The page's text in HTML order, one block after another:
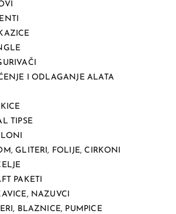
I ODLAGANJE ALATA
TIPSE
GLITERI, FOLIJE, CIRKONI
PAKETI
NAZUVCI
BLAZNICE, PUMPICE